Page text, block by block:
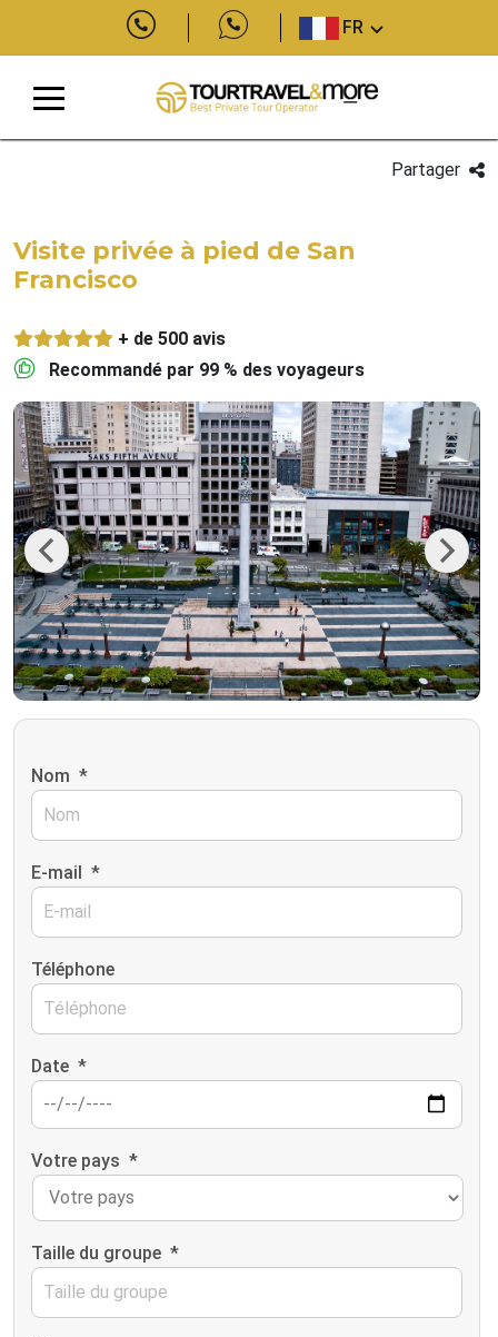
FR
Partager
Visite privée à pied de San
Francisco
+ de 500 avis
Recommandé par 99 % des voyageurs
Previous Next
Nom *
E-mail *
Téléphone
Date *
Votre pays *
Taille du groupe *